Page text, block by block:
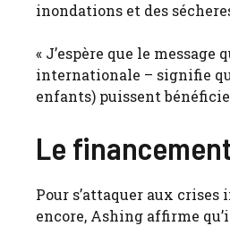
inondations et des
« J’espère que le
internationale – signifie
enfants) puissent
Le
Pour s’attaquer aux
encore, Ashing affirme